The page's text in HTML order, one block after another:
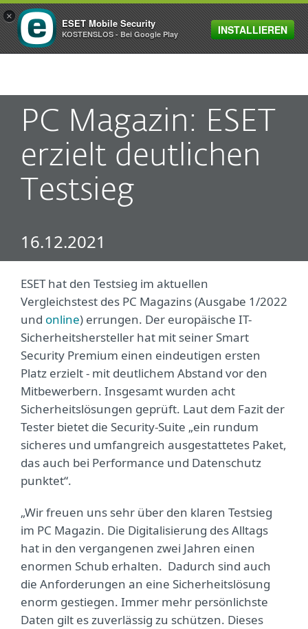
MENU
PC Magazin: ESET
erzielt deutlichen
Testsieg
16.12.2021
ESET hat den Testsieg im aktuellen
Vergleichstest des PC Magazins (Ausgabe 1/2022
und online) errungen. Der europäische IT-
Sicherheitshersteller hat mit seiner Smart
Security Premium einen eindeutigen ersten
Platz erzielt - mit deutlichem Abstand vor den
Mitbewerbern. Insgesamt wurden acht
Sicherheitslösungen geprüft. Laut dem Fazit der
Tester bietet die Security-Suite „ein rundum
sicheres und umfangreich ausgestattetes Paket,
das auch bei Performance und Datenschutz
punktet“.
„Wir freuen uns sehr über den klaren Testsieg
im PC Magazin. Die Digitalisierung des Alltags
hat in den vergangenen zwei Jahren einen
enormen Schub erhalten. Dadurch sind auch
die Anforderungen an eine Sicherheitslösung
enorm gestiegen. Immer mehr persönlichste
Daten gilt es zuverlässig zu schützen. Dieses
×
ESET Mobile Security
KOSTENSLOS - Bei Google Play INSTALLIEREN